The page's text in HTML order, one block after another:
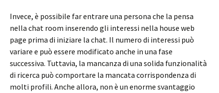
Invece, è possibile far entrare una persona che la pensa
nella chat room inserendo gli interessi nella house web
page prima di iniziare la chat. Il numero di interessi può
variare e può essere modificato anche in una fase
successiva. Tuttavia, la mancanza di una solida funzionalità
di ricerca può comportare la mancata corrispondenza di
molti profili. Anche allora, non è un enorme svantaggio